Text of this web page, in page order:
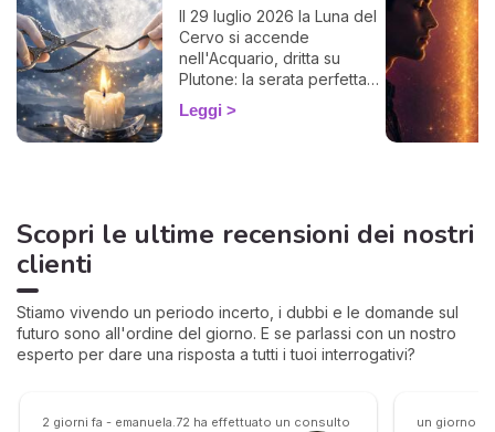
Il 29 luglio 2026 la Luna del
Cervo si accende
nell'Acquario, dritta su
Plutone: la serata perfetta
per liberarti da un legame
che ti prosciuga.
Leggi
Scopri le ultime recensioni dei nostri
clienti
Stiamo vivendo un periodo incerto, i dubbi e le domande sul
futuro sono all'ordine del giorno. E se parlassi con un nostro
esperto per dare una risposta a tutti i tuoi interrogativi?
2 giorni fa - emanuela.72 ha effettuato un consulto un giorno